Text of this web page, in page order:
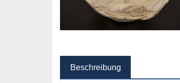
Beschreibung